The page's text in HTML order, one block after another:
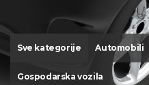
Sve kategorije Automobili
Gospodarska vozila